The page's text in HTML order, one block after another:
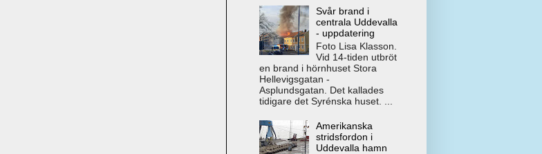
Svår brand i
centrala Uddevalla
- uppdatering
Foto Lisa Klasson.
Vid 14-tiden utbröt
en brand i hörnhuset Stora
Hellevigsgatan -
Asplundsgatan. Det kallades
tidigare det Syrénska huset. ...
Amerikanska
stridsfordon i
Uddevalla hamn